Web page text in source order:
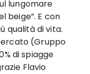
lungomare
beige”. E con
qualità di vita.
(Gruppo
di spiagge
Flavio